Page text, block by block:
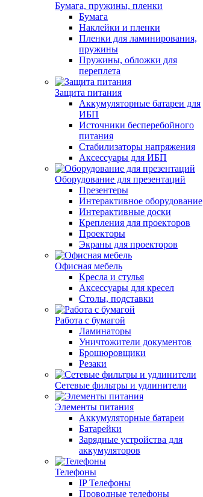
Бумага, пружины, пленки
Бумага
Наклейки и пленки
Пленки для ламинирования,
пружины
Пружины, обложки для
переплета
Защита питания
Аккумуляторные батареи для
ИБП
Источники бесперебойного
питания
Стабилизаторы напряжения
Аксессуары для ИБП
Оборудование для презентаций
Презентеры
Интерактивное оборудование
Интерактивные доски
Крепления для проекторов
Проекторы
Экраны для проекторов
Офисная мебель
Кресла и стулья
Аксессуары для кресел
Столы, подставки
Работа с бумагой
Ламинаторы
Уничтожители документов
Брошюровщики
Резаки
Сетевые фильтры и удлинители
Элементы питания
Аккумуляторные батареи
Батарейки
Зарядные устройства для
аккумуляторов
Телефоны
IP Телефоны
Проводные телефоны